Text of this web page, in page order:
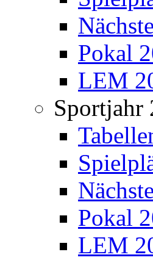
Pokal
LEM
Sportjahr
Pokal
LEM